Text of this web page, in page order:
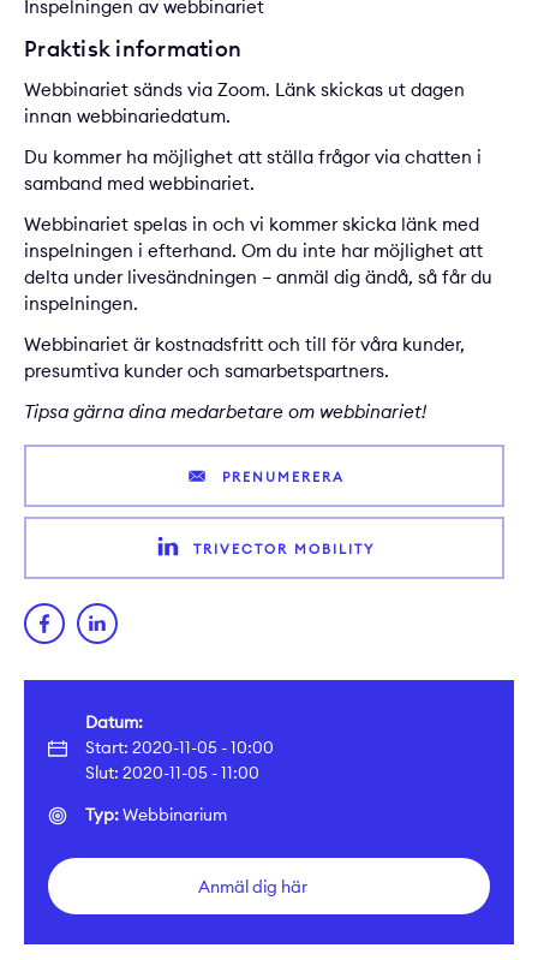
Datum:
Start: 2020-11-05 - 10:00
Slut: 2020-11-05 - 11:00
Typ:Webbinarium
Anmäl dig här
Inspelningen av webbinariet
Praktisk information
Webbinariet sänds via Zoom. Länk skickas ut dagen
innan webbinariedatum.
Du kommer ha möjlighet att ställa frågor via chatten i
samband med webbinariet.
Webbinariet spelas in och vi kommer skicka länk med
inspelningen i efterhand. Om du inte har möjlighet att
delta under livesändningen – anmäl dig ändå, så får du
inspelningen.
Webbinariet är kostnadsfritt och till för våra kunder,
presumtiva kunder och samarbetspartners.
Tipsa gärna dina medarbetare om webbinariet!
PRENUMERERA
TRIVECTOR MOBILITY